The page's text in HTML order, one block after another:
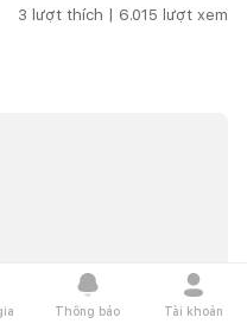
Thông báo Tài khoản
3 lượt thích | 6.015 lượt xem